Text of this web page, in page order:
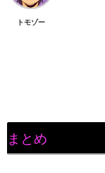
トモゾー
まとめ